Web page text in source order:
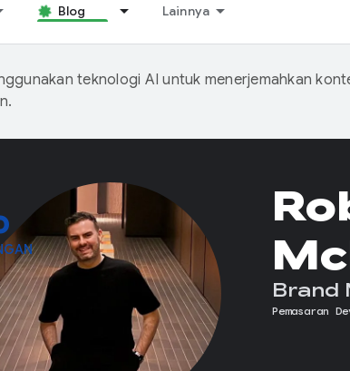
Blog Lainnya
teknologi AI untuk menerjemahkan
Brand
Pemasaran